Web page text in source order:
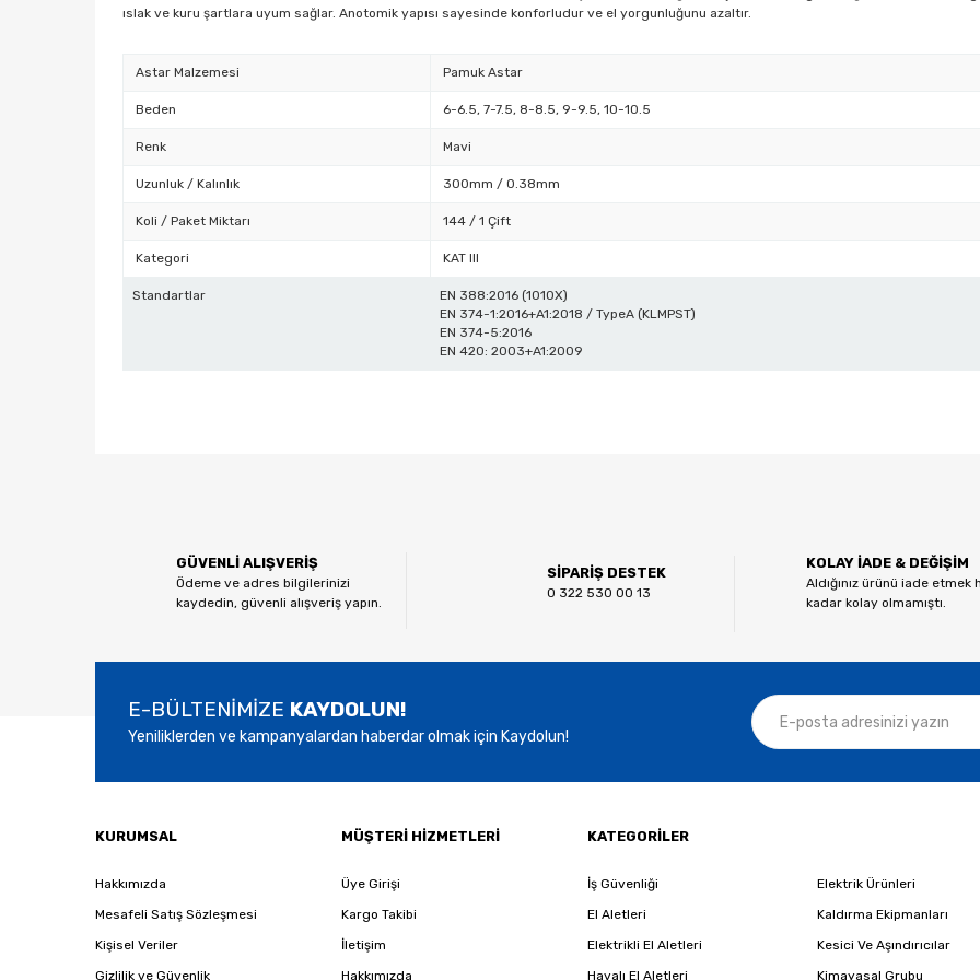
ıslak ve kuru şartlara uyum sağlar. Anotomik yapısı sayesinde konforludur ve el yorgunluğunu azaltır.
Astar Malzemesi Pamuk Astar
Beden 6-6.5, 7-7.5, 8-8.5, 9-9.5, 10-10.5
Renk Mavi
Uzunluk / Kalınlık 300mm / 0.38mm
Koli / Paket Miktarı 144 / 1 Çift
Kategori KAT III
Standartlar
EN 388:2016 (1010X)
EN 374-1:2016+A1:2018 / TypeA (KLMPST)
EN 374-5:2016
EN 420: 2003+A1:2009
Ürün açıklamasında eksik bilgiler bulunuyor.
Ürün bilgilerinde hatalar bulunuyor.
GÜVENLİ ALIŞVERİŞ
Ödeme ve adres bilgilerinizi
kaydedin, güvenli alışveriş yapın.
SİPARİŞ DESTEK
0 322 530 00 13
KOLAY İADE & DEĞİŞİM
Aldığınız ürünü iade etmek
kadar kolay olmamıştı.
E-BÜLTENİMİZE KAYDOLUN!
Yeniliklerden ve kampanyalardan haberdar olmak için Kaydolun!
KURUMSAL
Hakkımızda
Mesafeli Satış Sözleşmesi
Kişisel Veriler
Gizlilik ve Güvenlik
MÜŞTERİ HİZMETLERİ
Üye Girişi
Kargo Takibi
İletişim
Hakkımızda
KATEGORİLER
İş Güvenliği
Elektrik Ürünleri
El Aletleri
Kaldırma Ekipmanları
Elektrikli El Aletleri
Kesici Ve Aşındırıcılar
Havalı El Aletleri
Kimayasal Grubu